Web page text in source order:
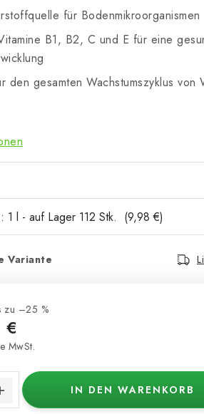
für Bodenmikroorganismen
B1, B2, C und E für eine
den gesamten Wachstumszyklus von
Variante
zu –25 %
€
MwSt.
IN DEN WARENKORB